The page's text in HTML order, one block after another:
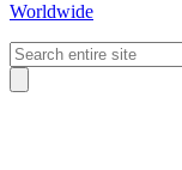
Worldwide